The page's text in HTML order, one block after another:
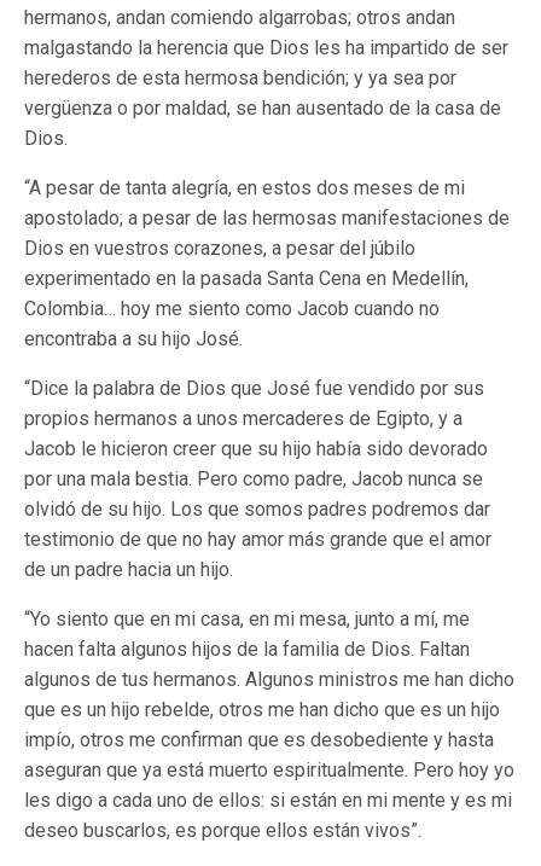
hermanos, andan comiendo algarrobas; otros andan
malgastando la herencia que Dios les ha impartido de ser
herederos de esta hermosa bendición; y ya sea por
vergüenza o por maldad, se han ausentado de la casa de
Dios.
“A pesar de tanta alegría, en estos dos meses de mi
apostolado; a pesar de las hermosas manifestaciones de
Dios en vuestros corazones, a pesar del júbilo
experimentado en la pasada Santa Cena en Medellín,
Colombia… hoy me siento como Jacob cuando no
encontraba a su hijo José.
“Dice la palabra de Dios que José fue vendido por sus
propios hermanos a unos mercaderes de Egipto, y a
Jacob le hicieron creer que su hijo había sido devorado
por una mala bestia. Pero como padre, Jacob nunca se
olvidó de su hijo. Los que somos padres podremos dar
testimonio de que no hay amor más grande que el amor
de un padre hacia un hijo.
“Yo siento que en mi casa, en mi mesa, junto a mí, me
hacen falta algunos hijos de la familia de Dios. Faltan
algunos de tus hermanos. Algunos ministros me han dicho
que es un hijo rebelde, otros me han dicho que es un hijo
impío, otros me confirman que es desobediente y hasta
aseguran que ya está muerto espiritualmente. Pero hoy yo
les digo a cada uno de ellos: si están en mi mente y es mi
deseo buscarlos, es porque ellos están vivos”.